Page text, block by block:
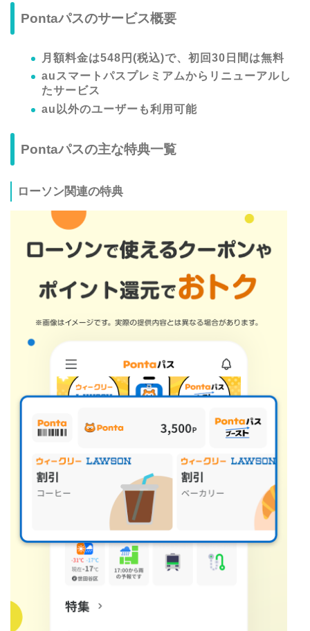
Pontaパスのサービス概要
月額料金は548円(税込)で、初回30日間は無料
auスマートパスプレミアムからリニューアルし
たサービス
au以外のユーザーも利用可能
Pontaパスの主な特典一覧
ローソン関連の特典